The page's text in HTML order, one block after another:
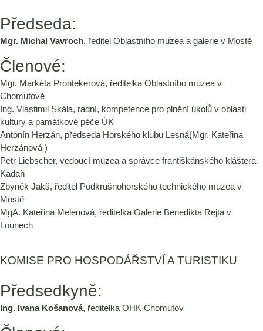
Předseda:
Mgr. Michal Vavroch, ředitel Oblastního muzea a galerie v Mostě
Členové:
Mgr. Markéta Prontekerová, ředitelka Oblastního muzea v
Chomutově
Ing. Vlastimil Skála, radní, kompetence pro plnění úkolů v oblasti
kultury a památkové péče ÚK
Antonín Herzán, předseda Horského klubu Lesná(Mgr. Kateřina
Herzánová )
Petr Liebscher, vedoucí muzea a správce františkánského kláštera
Kadaň
Zbyněk Jakš, ředitel Podkrušnohorského technického muzea v
Mostě
MgA. Kateřina Melenová, ředitelka Galerie Benedikta Rejta v
Lounech
KOMISE PRO HOSPODÁŘSTVÍ A TURISTIKU
Předsedkyně:
Ing. Ivana Košanová, ředitelka OHK Chomutov